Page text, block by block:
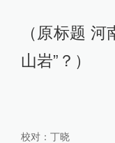
（原标题
山岩”？）
校对： 丁晓